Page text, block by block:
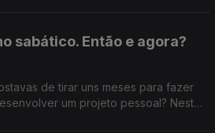
sabático. Então e agora?
de tirar uns meses para fazer
um projeto pessoal? Neste